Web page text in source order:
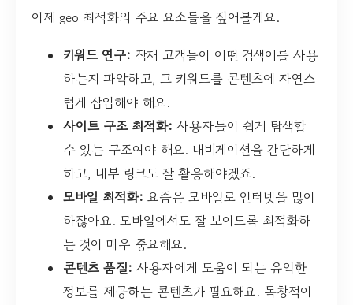
이제 geo 최적화의 주요 요소들을 짚어볼게요.
키워드 연구: 잠재 고객들이 어떤 검색어를 사용
하는지 파악하고, 그 키워드를 콘텐츠에 자연스
럽게 삽입해야 해요.
사이트 구조 최적화: 사용자들이 쉽게 탐색할
수 있는 구조여야 해요. 내비게이션을 간단하게
하고, 내부 링크도 잘 활용해야겠죠.
모바일 최적화: 요즘은 모바일로 인터넷을 많이
하잖아요. 모바일에서도 잘 보이도록 최적화하
는 것이 매우 중요해요.
콘텐츠 품질: 사용자에게 도움이 되는 유익한
정보를 제공하는 콘텐츠가 필요해요. 독창적이